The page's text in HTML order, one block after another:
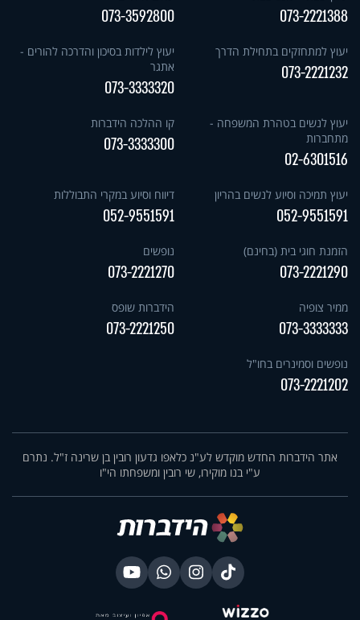
073-2221388
073-3592800
יעוץ למתחזקים בתחילת הדרך
073-2221232
יעוץ לילדות בסיכון והדרכה להורים -
אתגר
073-3333320
יעוץ לנשים בטהרת המשפחה -
מתחברות
02-6301516
קו ההלכה הידברות
073-3333300
יעוץ תמיכה וסיוע לנשים בהריון
052-9551591
דיווח וסיוע במקרי התבוללות
052-9551591
הזמנת חוגי בית (בחינם)
073-2221290
נופשים
073-2221270
ממיר צופיה
073-3333333
הידברות שופס
073-2221250
נופשים וסמינרים בחו"ל
073-2221202
אתר הידברות החדש מוקדש לע"נ כלאפו גדעון רובין בן שרינה ז"ל. נתרם
ע"י בנו מוקירו, שי רובין ומשפחתו הי"ו